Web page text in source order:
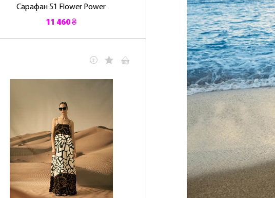
Сарафан 51 Flower Power
11 460 ₴
ЛАСКАВО ПРОСИМО ДО NOSOVSKI.COM! ПРИЙМІТЬ ВІД
НАС ПРИВІТНИЙ БОНУС - ЗНИЖКУ НА ПЕРШЕ ПОКУПКУ